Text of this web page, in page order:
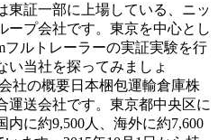
東証一部に上場している、ニッ
ープ会社です。東京を中心とし
フルトレーラーの実証実験を行
い当社を探ってみましょ
社の概要日本梱包運輸倉庫株
運送会社です。東京都中央区に
に約9,500人、海外に約7,600